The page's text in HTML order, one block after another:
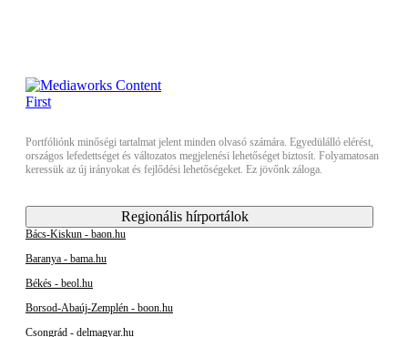
Portfóliónk minőségi tartalmat jelent minden olvasó számára. Egyedülálló elérést,
országos lefedettséget és változatos megjelenési lehetőséget biztosít. Folyamatosan
keressük az új irányokat és fejlődési lehetőségeket. Ez jövőnk záloga.
Regionális hírportálok
Bács-Kiskun - baon.hu
Baranya - bama.hu
Békés - beol.hu
Borsod-Abaúj-Zemplén - boon.hu
Csongrád - delmagyar.hu